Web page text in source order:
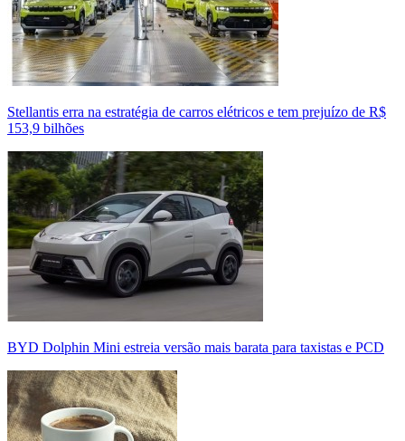
Stellantis erra na estratégia de carros elétricos e tem prejuízo de R$
153,9 bilhões
BYD Dolphin Mini estreia versão mais barata para taxistas e PCD